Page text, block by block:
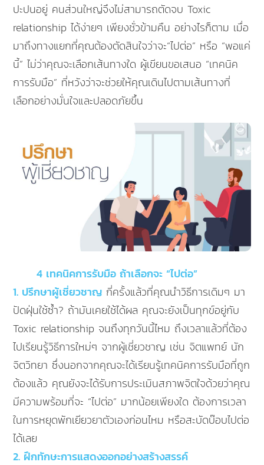
ปะปนอยู่ คนส่วนใหญ่จึงไม่สามารถตัดจบ Toxic
relationship ได้ง่ายๆ เพียงชั่วข้ามคืน อย่างไรก็ตาม เมื่อ
มาถึงทางแยกที่คุณต้องตัดสินใจว่าจะ“ไปต่อ” หรือ “พอแค่
นี้” ไม่ว่าคุณจะเลือกเส้นทางใด ผู้เขียนขอเสนอ “เทคนิค
การรับมือ” ที่หวังว่าจะช่วยให้คุณเดินไปตามเส้นทางที่
เลือกอย่างมั่นใจและปลอดภัยขึ้น
4 เทคนิคการรับมือ ถ้าเลือกจะ “ไปต่อ”
1. ปรึกษาผู้เชี่ยวชาญ กี่ครั้งแล้วที่คุณนำวิธีการเดิมๆ มา
ปัดฝุ่นใช้ซ้ำ? ถ้ามันเคยใช้ได้ผล คุณจะยังเป็นทุกข์อยู่กับ
Toxic relationship จนถึงทุกวันนี้ไหม ถึงเวลาแล้วที่ต้อง
ไปเรียนรู้วิธีการใหม่ๆ จากผู้เชี่ยวชาญ เช่น จิตแพทย์ นัก
จิตวิทยา ซึ่งนอกจากคุณจะได้เรียนรู้เทคนิคการรับมือที่ถูก
ต้องแล้ว คุณยังจะได้รับการประเมินสภาพจิตใจด้วยว่าคุณ
มีความพร้อมที่จะ “ไปต่อ” มากน้อยเพียงใด ต้องการเวลา
ในการหยุดพักเยียวยาตัวเองก่อนไหม หรือสะบัดบ๊อบไปต่อ
ได้เลย
2. ฝึกทักษะการแสดงออกอย่างสร้างสรรค์